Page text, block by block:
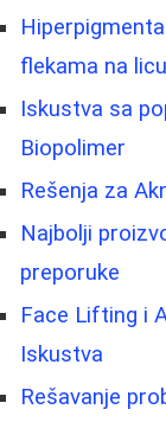
flekama na licu
Iskustva sa
Biopolimer
Rešenja za
Najbolji
preporuke
Face Lifting i
Iskustva
Rešavanje